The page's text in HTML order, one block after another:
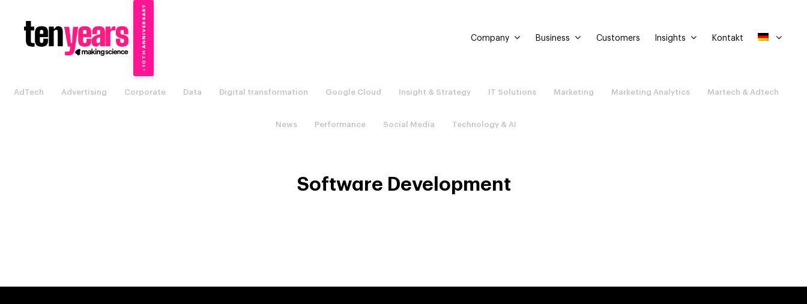
✦
10TH ANNIVERSARY Company Business Customers Insights Kontakt
AdTech Advertising Corporate Data Digital transformation Google Cloud Insight & Strategy IT Solutions Marketing Marketing Analytics Martech & Adtech
News Performance Social Media Technology & AI
Software Development